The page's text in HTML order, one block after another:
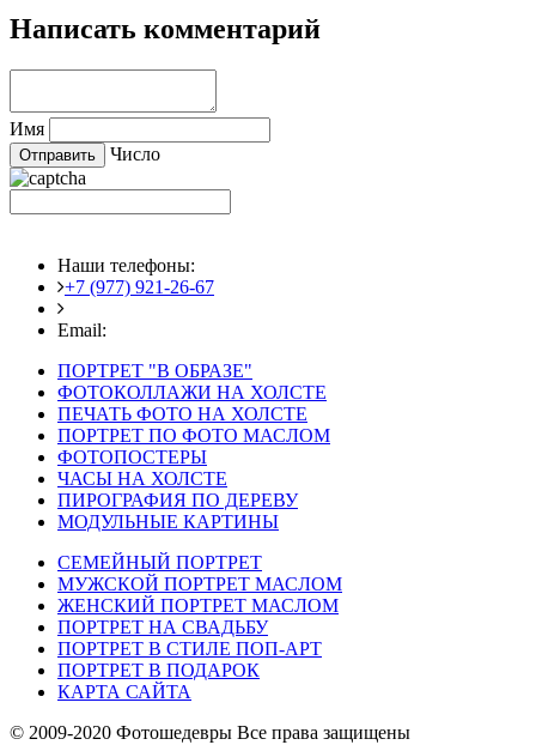
Написать комментарий
Имя
Число
Наши телефоны:
+7 (977) 921-26-67
Email:
ПОРТРЕТ "В ОБРАЗЕ"
ФОТОКОЛЛАЖИ НА ХОЛСТЕ
ПЕЧАТЬ ФОТО НА ХОЛСТЕ
ПОРТРЕТ ПО ФОТО МАСЛОМ
ФОТОПОСТЕРЫ
ЧАСЫ НА ХОЛСТЕ
ПИРОГРАФИЯ ПО ДЕРЕВУ
МОДУЛЬНЫЕ КАРТИНЫ
СЕМЕЙНЫЙ ПОРТРЕТ
МУЖСКОЙ ПОРТРЕТ МАСЛОМ
ЖЕНСКИЙ ПОРТРЕТ МАСЛОМ
ПОРТРЕТ НА СВАДЬБУ
ПОРТРЕТ В СТИЛЕ ПОП-АРТ
ПОРТРЕТ В ПОДАРОК
КАРТА САЙТА
© 2009-2020 Фотошедевры Все права защищены